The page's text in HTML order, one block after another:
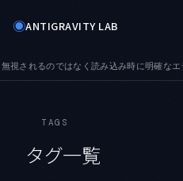
◉ANTIGRAVITY LAB
— 接続済みツールサーバに対する管
TAGS
タグ一覧